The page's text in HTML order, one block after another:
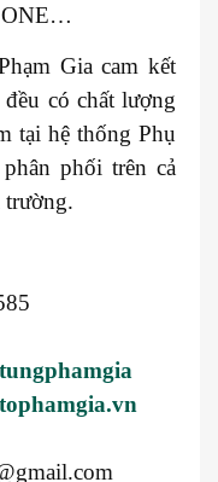
ONE…
Gia cam kết
có chất lượng
tại hệ thống Phụ
phối trên cả
trường.